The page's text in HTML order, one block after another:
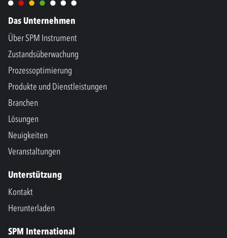
Das Unternehmen
Über SPM Instrument
Zustandsüberwachung
Prozessoptimierung
Produkte und Dienstleistungen
Branchen
Lösungen
Neuigkeiten
Veranstaltungen
Unterstützung
Kontakt
Herunterladen
SPM International